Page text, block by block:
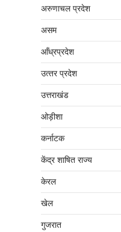
अरुणाचल प्रदेश
असम
आँध्रप्रदेश
उत्‍तर प्रदेश
उत्तराखंड
ओड़ीशा
कर्नाटक
केंद्र शाषित राज्य
केरल
खेल
गुजरात